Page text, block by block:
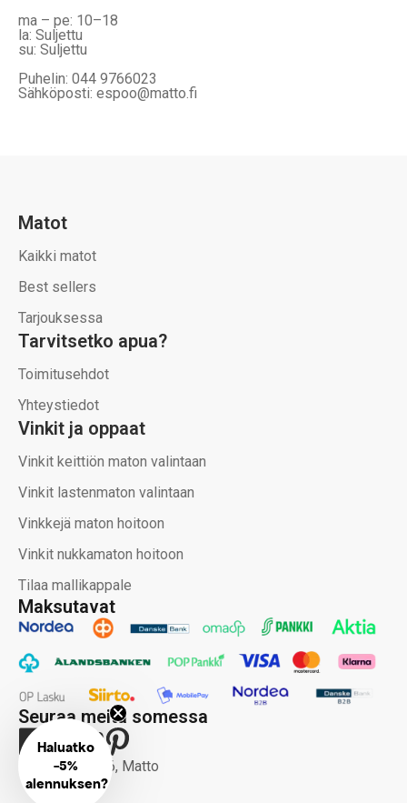
ma – pe: 10–18
la: Suljettu
su: Suljettu
Puhelin: 044 9766023
Sähköposti: espoo@matto.fi
Maksutavat
Seuraa meitä somessa
Copyright 2026, Matto
Matot
Kaikki matot
Best sellers
Tarjouksessa
Tarvitsetko apua?
Toimitusehdot
Yhteystiedot
Vinkit ja oppaat
Vinkit keittiön maton valintaan
Vinkit lastenmaton valintaan
Vinkkejä maton hoitoon
Vinkit nukkamaton hoitoon
Tilaa mallikappale